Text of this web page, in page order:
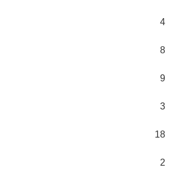
4
8
9
3
18
2